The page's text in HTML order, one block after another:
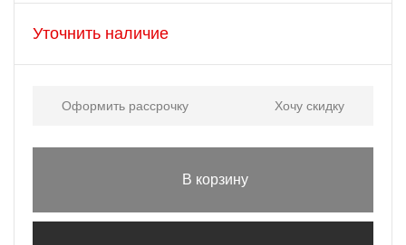
Уточнить наличие
Оформить рассрочку Хочу скидку
В корзину